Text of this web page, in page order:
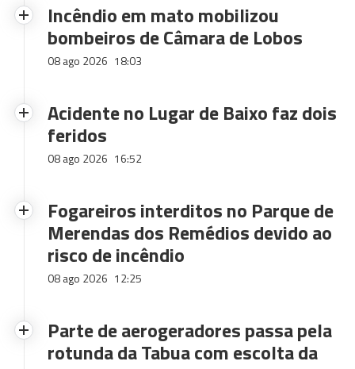
Incêndio em mato mobilizou
bombeiros de Câmara de Lobos
08 ago 2026 18:03
Acidente no Lugar de Baixo faz dois
feridos
08 ago 2026 16:52
Fogareiros interditos no Parque de
Merendas dos Remédios devido ao
risco de incêndio
08 ago 2026 12:25
Parte de aerogeradores passa pela
rotunda da Tabua com escolta da